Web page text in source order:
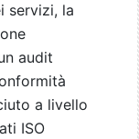
servizi, la
audit
a livello
ISO